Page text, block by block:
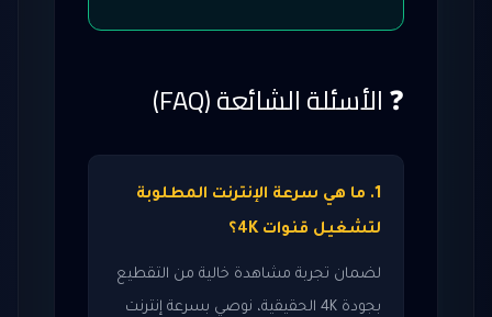
❓ الأسئلة الشائعة (FAQ)
1. ما هي سرعة الإنترنت المطلوبة
لتشغيل قنوات 4K؟
لضمان تجربة مشاهدة خالية من التقطيع
بجودة 4K الحقيقية، نوصي بسرعة إنترنت